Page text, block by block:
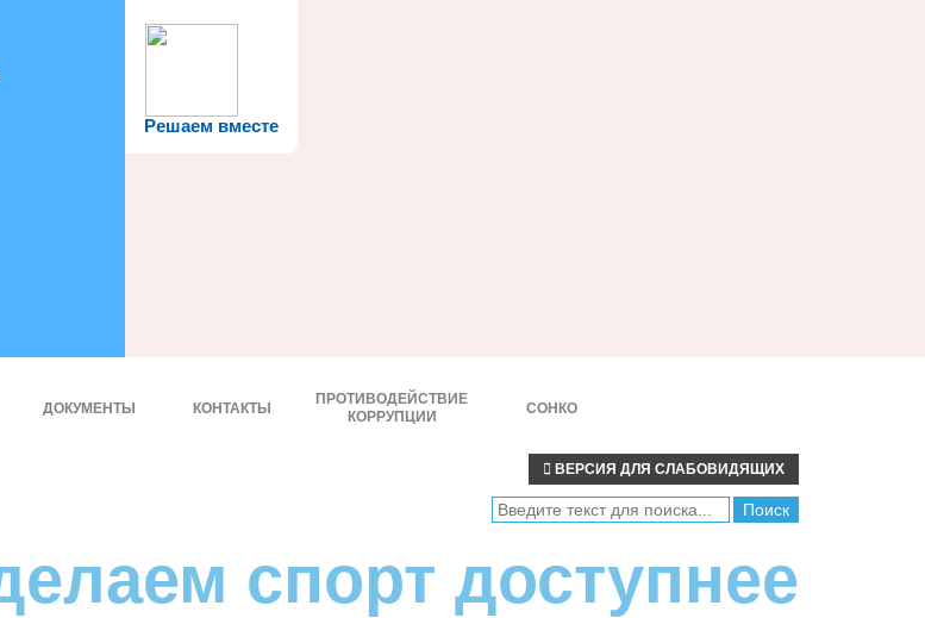
Решаем вместе
ДОКУМЕНТЫ КОНТАКТЫ
ПРОТИВОДЕЙСТВИЕ
КОРРУПЦИИ
СОНКО
ВЕРСИЯ ДЛЯ СЛАБОВИДЯЩИХ
спорт доступнее